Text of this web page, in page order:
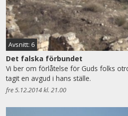
Avsnitt: 6
Det falska förbundet
Vi ber om förlåtelse för Guds folks
tagit en avgud i hans ställe.
fre 5.12.2014 kl. 21.00